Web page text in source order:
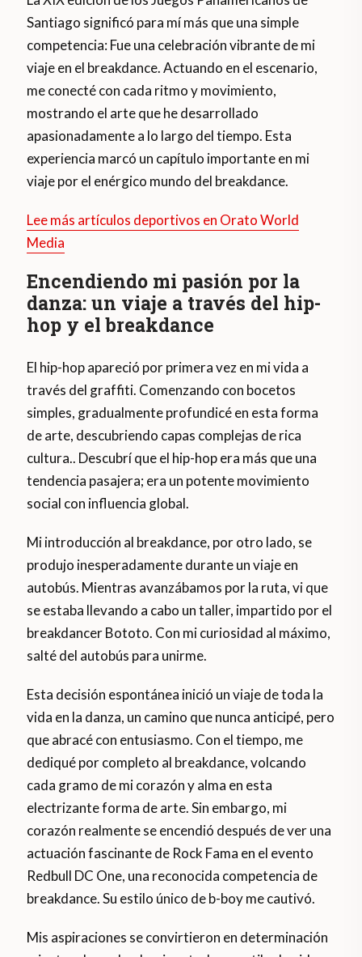
Santiago significó para mí más que una simple
competencia: Fue una celebración vibrante de mi
viaje en el breakdance. Actuando en el escenario,
me conecté con cada ritmo y movimiento,
mostrando el arte que he desarrollado
apasionadamente a lo largo del tiempo. Esta
experiencia marcó un capítulo importante en mi
viaje por el enérgico mundo del breakdance.
Lee más artículos deportivos en Orato World
Media
Encendiendo mi pasión por la
danza: un viaje a través del hip-
hop y el breakdance
El hip-hop apareció por primera vez en mi vida a
través del graffiti. Comenzando con bocetos
simples, gradualmente profundicé en esta forma
de arte, descubriendo capas complejas de rica
cultura.. Descubrí que el hip-hop era más que una
tendencia pasajera; era un potente movimiento
social con influencia global.
Mi introducción al breakdance, por otro lado, se
produjo inesperadamente durante un viaje en
autobús. Mientras avanzábamos por la ruta, vi que
se estaba llevando a cabo un taller, impartido por el
breakdancer Bototo. Con mi curiosidad al máximo,
salté del autobús para unirme.
Esta decisión espontánea inició un viaje de toda la
vida en la danza, un camino que nunca anticipé, pero
que abracé con entusiasmo. Con el tiempo, me
dediqué por completo al breakdance, volcando
cada gramo de mi corazón y alma en esta
electrizante forma de arte. Sin embargo, mi
corazón realmente se encendió después de ver una
actuación fascinante de Rock Fama en el evento
Redbull DC One, una reconocida competencia de
breakdance. Su estilo único de b-boy me cautivó.
Mis aspiraciones se convirtieron en determinación